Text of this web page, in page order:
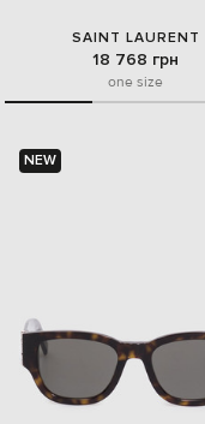
SAINT LAURENT
18 768 грн
one size
NEW